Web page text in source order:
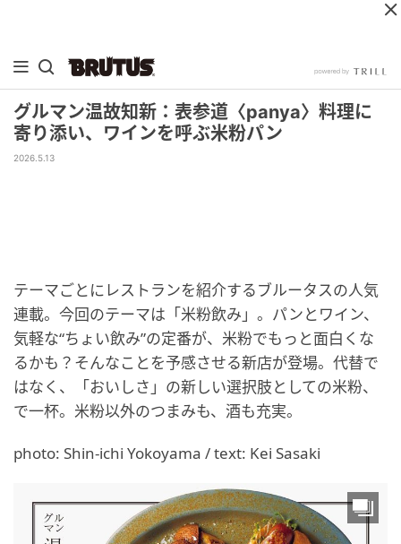
グルマン温故知新：表参道〈panya〉料理に
寄り添い、ワインを呼ぶ米粉パン
2026.5.13
テーマごとにレストランを紹介するブルータスの人気
連載。今回のテーマは「米粉飲み」。パンとワイン、
気軽な“ちょい飲み”の定番が、米粉でもっと面白くな
るかも？そんなことを予感させる新店が登場。代替で
はなく、「おいしさ」の新しい選択肢としての米粉、
で一杯。米粉以外のつまみも、酒も充実。
photo: Shin-ichi Yokoyama / text: Kei Sasaki